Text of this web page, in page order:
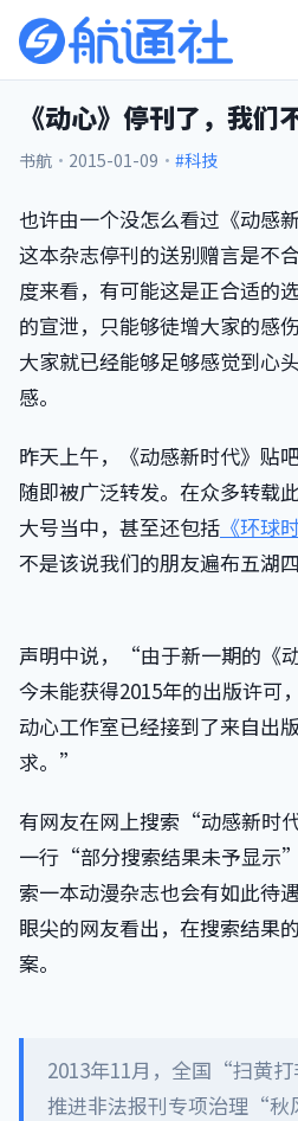
《动心》停刊了，我们
书航 · 2015-01-09 · #科技
也许由一个没怎么看过《动感
这本杂志停刊的送别赠言是不
度来看，有可能这是正合适的
的宣泄，只能够徒增大家的感
大家就已经能够足够感觉到心
感。
昨天上午，《动感新时代》贴
随即被广泛转发。在众多转载
大号当中，甚至还包括 《环球
不是该说我们的朋友遍布五湖四
声明中说，“由于新一期的《
今未能获得2015年的出版许可
动心工作室已经接到了来自出
求。”
有网友在网上搜索“动感新时
一行“部分搜索结果未予显
索一本动漫杂志也会有如此待
眼尖的网友看出，在搜索结果
案。
2013年11月，全国“扫黄
推进非法报刊专项治理“秋